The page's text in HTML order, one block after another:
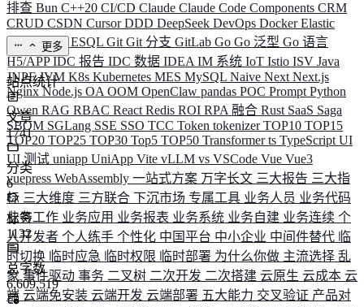
排查 Bun C++20 CI/CD Claude Claude Code Components CRM
CRUD CSDN CursorDDD DeepSeek DevOps DockerElastic
ELK ElysiaESQL Git Git 分支 GitLab Go Go 泛型 Go 语言
H5/APPIDC 报告 IDC 数据 IDEA IM 系统 IoT Istio ISV Java
JNPFJVM K8s Kubernetes MES MySQL Naive Next Next.js
NginxNode.js OA OOM OpenClaw pandas POC Prompt Python
Qwen RAG RBAC React Redis ROI RPA 融合 Rust SaaS Saga
SBOM SGLang SSE SSO TCC Token tokenizerTOP10 TOP15
TOP20 TOP25 TOP30 Top5 TOP50 Transformerts TypeScript UI
UI 测试 uniapp UniApp Vite vLLM vs VSCode Vue Vue3
vuepress WebAssembly 一站式方案 万字长文 三大报告 三大指
标 三大维度 三方联合 下沉市场 专属工具 业务人员 业务代码
业务工作 业务应用 业务报表 业务系统 业务自建 业务连续 个
人开发者 个人练手 个性化 中国平台 中小企业 中间件替代 临
时切换 临时应急 临时权限 临时部署 为什么你做 主流选择 乱
象 事件驱动 事务 二叉树 二次开发 二次搭建 云原生 云成本 云
端 云端免安装 云端开发 云端部署 五大能力 交叉验证 产品对
更多
站点统计
文章
1741
分类
6
标签
1132
总字数
6,609,519